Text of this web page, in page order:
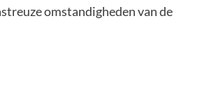
omstandigheden van de